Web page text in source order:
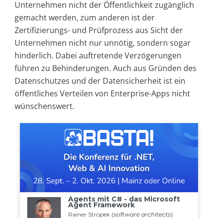
Unternehmen nicht der Öffentlichkeit zugänglich
gemacht werden, zum anderen ist der
Zertifizierungs- und Prüfprozess aus Sicht der
Unternehmen nicht nur unnötig, sondern sogar
hinderlich. Dabei auftretende Verzögerungen
führen zu Behinderungen. Auch aus Gründen des
Datenschutzes und der Datensicherheit ist ein
öffentliches Verteilen von Enterprise-Apps nicht
wünschenswert.